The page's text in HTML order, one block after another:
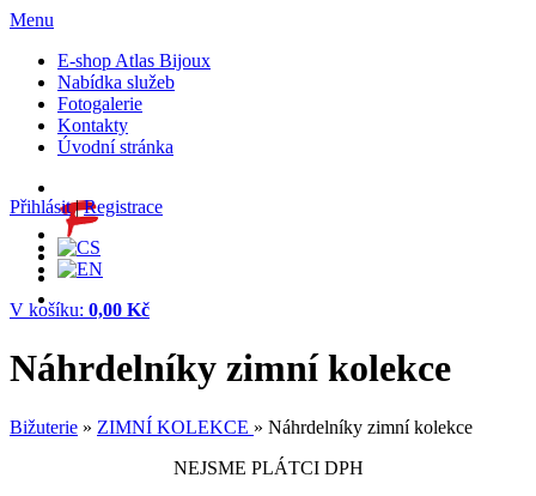
Menu
E-shop Atlas Bijoux
Nabídka služeb
Fotogalerie
Kontakty
Úvodní stránka
Přihlásit|Registrace
V košíku: 0,00 Kč
Náhrdelníky zimní kolekce
Bižuterie » ZIMNÍ KOLEKCE » Náhrdelníky zimní kolekce
NEJSME PLÁTCI DPH